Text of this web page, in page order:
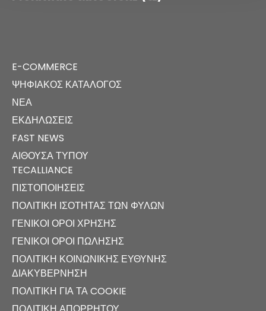
E-COMMERCE
ΨΗΦΙΑΚΌΣ ΚΑΤΆΛΟΓΟΣ
ΝΈΑ
ΕΚΔΗΛΏΣΕΙΣ
FAST NEWS
ΑΊΘΟΥΣΑ ΤΎΠΟΥ
TECALLIANCE
ΠΙΣΤΟΠΟΙΉΣΕΙΣ
ΠΟΛΙΤΙΚΉ ΙΣΌΤΗΤΑΣ ΤΩΝ ΦΎΛΩΝ
ΓΕΝΙΚΟΊ ΌΡΟΙ ΧΡΉΣΗΣ
ΓΕΝΙΚΟΊ ΌΡΟΙ ΠΏΛΗΣΗΣ
ΠΟΛΙΤΙΚΉ ΚΟΙΝΩΝΙΚΉΣ ΕΥΘΎΝΗΣ
ΔΙΑΚΥΒΈΡΝΗΣΗ
ΠΟΛΙΤΙΚΉ ΓΙΑ ΤΑ COOKIE